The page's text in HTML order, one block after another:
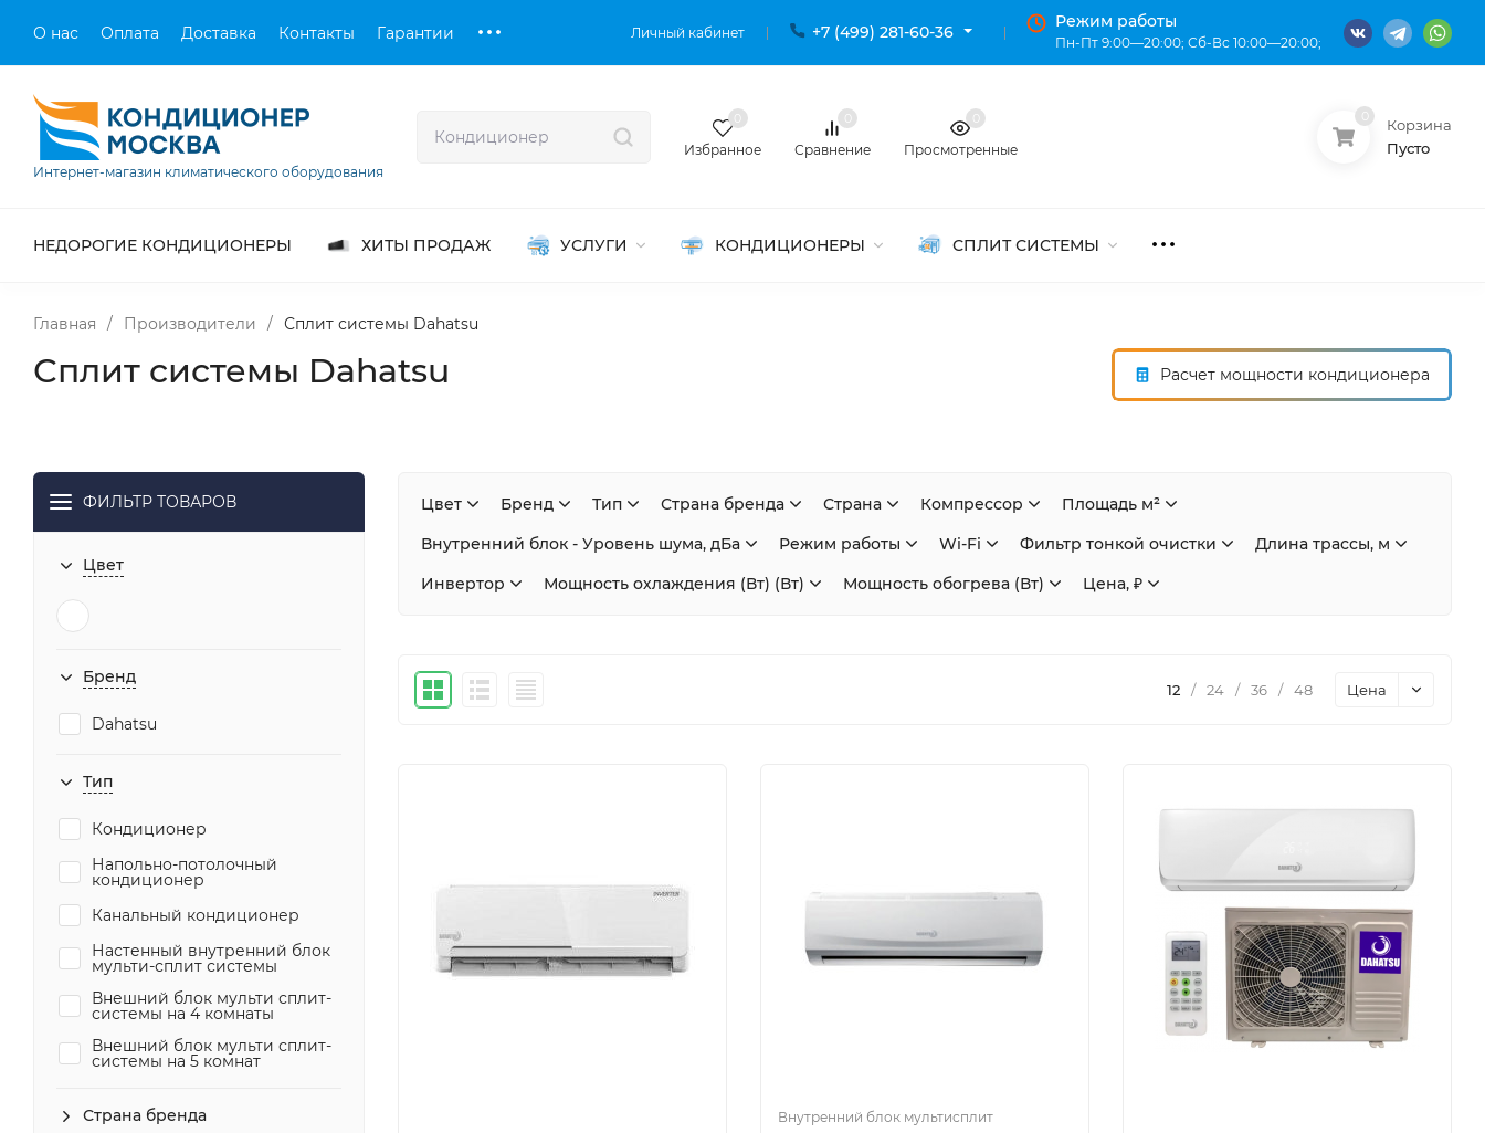
О нас Оплата Доставка Контакты Гарантии Личный кабинет +7 (499) 281-60-36
Режим работы
Пн-Пт 9:00—20:00; Сб-Вс 10:00—20:00;
Интернет-магазин климатического оборудования
Избранное Сравнение Просмотренные
Корзина
Пусто
НЕДОРОГИЕ КОНДИЦИОНЕРЫ ХИТЫ ПРОДАЖ УСЛУГИ КОНДИЦИОНЕРЫ СПЛИТ СИСТЕМЫ
Главная / Производители / Сплит системы Dahatsu
Сплит системы Dahatsu Расчет мощности кондиционера
ФИЛЬТР ТОВАРОВ
Цвет
Бренд
Dahatsu
Тип
Кондиционер
Напольно-потолочный
кондиционер
Канальный кондиционер
Настенный внутренний блок
мульти-сплит системы
Внешний блок мульти сплит-
системы на 4 комнаты
Внешний блок мульти сплит-
системы на 5 комнат
Страна бренда
Цвет Бренд Тип Страна бренда Страна Компрессор
Площадь м²
Внутренний блок - Уровень шума, дБа
Режим работы Wi-Fi Фильтр тонкой очистки
Длина трассы, м
Инвертор
Мощность охлаждения (Вт) (Вт) Мощность обогрева (Вт) Цена, ₽
12 / 24 / 36 / 48 Цена
Внутренний блок мультисплит